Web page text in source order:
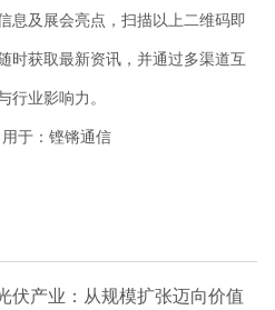
息及展会亮点，扫描以上二维码即
时获取最新资讯，并通过多渠道互
行业影响力。
于：铿锵通信
伏产业：从规模扩张迈向价值